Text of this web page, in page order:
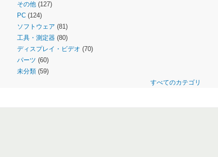
その他 (127)
PC (124)
ソフトウェア (81)
工具・測定器 (80)
ディスプレイ・ビデオ (70)
パーツ (60)
未分類 (59)
すべてのカテゴリ